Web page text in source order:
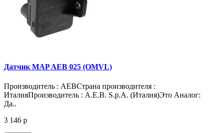
Датчик MAP AEB 025 (OMVL)
Производитель : AEBСтрана производителя :
ИталияПроизводитель : A.E.B. S.p.A. (Италия)Это Аналог:
Да..
3 146 р